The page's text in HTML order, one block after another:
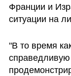
Франции и
ситуации на
"В то время